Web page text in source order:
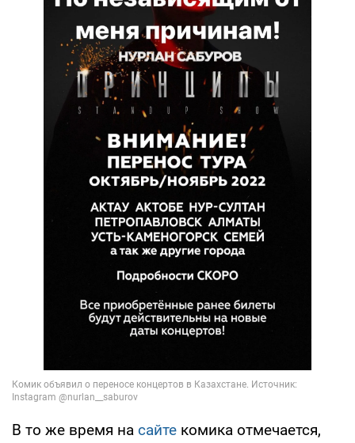
В то же время на сайте комика отмечается,